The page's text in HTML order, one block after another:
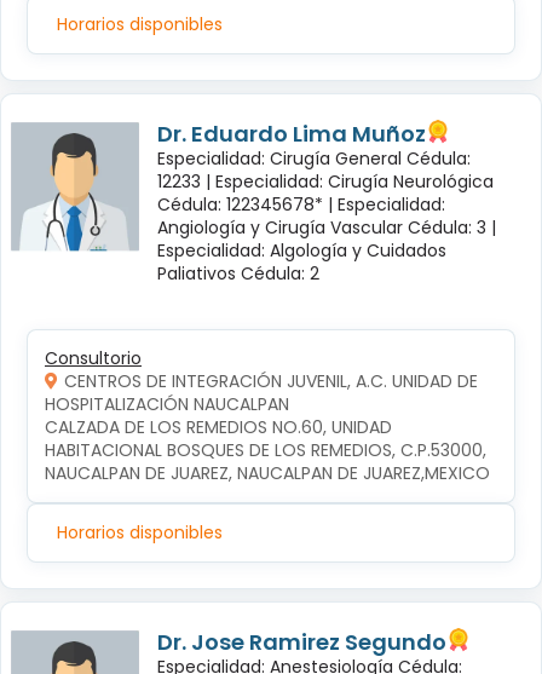
Horarios disponibles
Dr. Eduardo Lima Muñoz
Especialidad: Cirugía General Cédula:
12233 | Especialidad: Cirugía Neurológica
Cédula: 122345678* | Especialidad:
Angiología y Cirugía Vascular Cédula: 3 |
Especialidad: Algología y Cuidados
Paliativos Cédula: 2
Consultorio
CENTROS DE INTEGRACIÓN JUVENIL, A.C. UNIDAD DE
HOSPITALIZACIÓN NAUCALPAN
CALZADA DE LOS REMEDIOS NO.60, UNIDAD
HABITACIONAL BOSQUES DE LOS REMEDIOS, C.P.53000,
NAUCALPAN DE JUAREZ, NAUCALPAN DE JUAREZ,MEXICO
Horarios disponibles
Dr. Jose Ramirez Segundo
Especialidad: Anestesiología Cédula: